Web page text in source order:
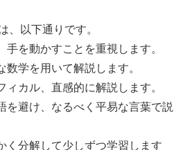
、以下通りです。
手を動かすことを重視します。
数学を用いて解説します。
ィカル、直感的に解説します。
を避け、なるべく平易な言葉で説
く分解して少しずつ学習します